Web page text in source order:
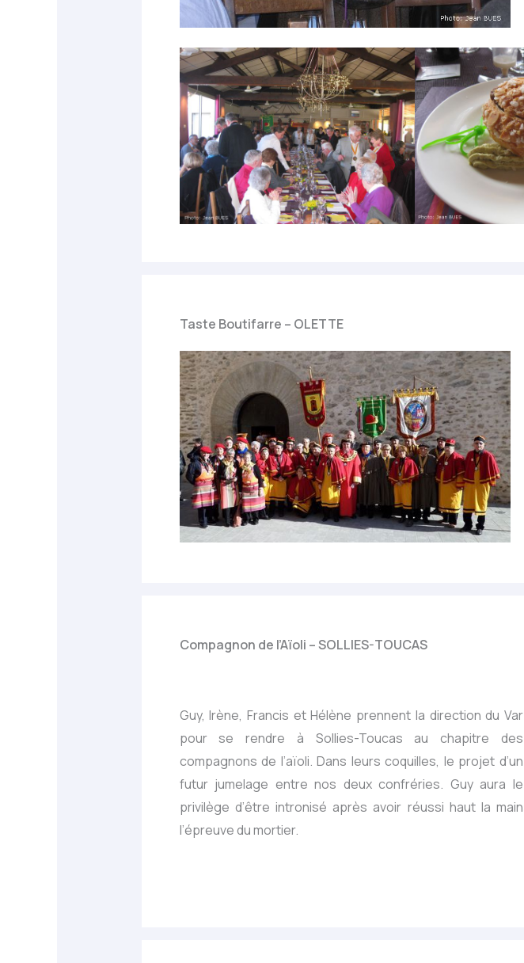
Taste Boutifarre – OLETTE
Compagnon de l’Aïoli – SOLLIES-TOUCAS
Guy, Irène, Francis et Hélène prennent la direction du Var
pour se rendre à Sollies-Toucas au chapitre des
compagnons de l’aïoli. Dans leurs coquilles, le projet d’un
futur jumelage entre nos deux confréries. Guy aura le
privilège d’être intronisé après avoir réussi haut la main
l’épreuve du mortier.